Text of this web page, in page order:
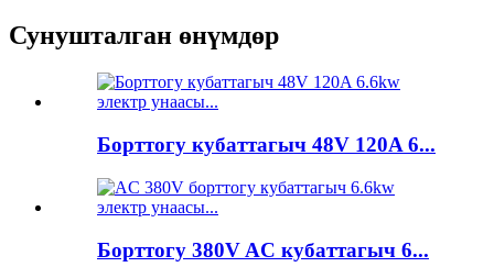
Сунушталган өнүмдөр
Борттогу кубаттагыч 48V 120A 6...
Борттогу 380V AC кубаттагыч 6...